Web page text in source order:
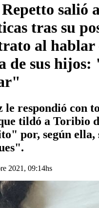
salió
tras su
al hablar
de sus
respondió con
tildó a Toribio
por, según ella,
2021, 09:14hs